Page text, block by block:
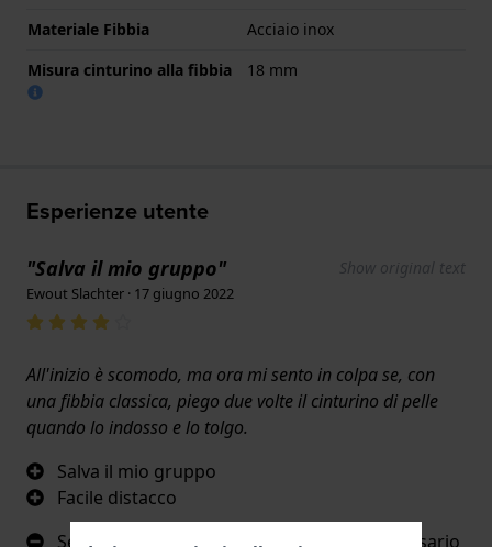
Materiale Fibbia
Acciaio inox
Misura cinturino alla fibbia
18 mm
Esperienze utente
"Salva il mio gruppo" Show original text
Ewout Slachter · 17 giugno 2022
All'inizio è scomodo, ma ora mi sento in colpa se, con
una fibbia classica, piego due volte il cinturino di pelle
quando lo indosso e lo tolgo.
Salva il mio gruppo
Facile distacco
Se si è abituati a una fibbia classica, è necessario